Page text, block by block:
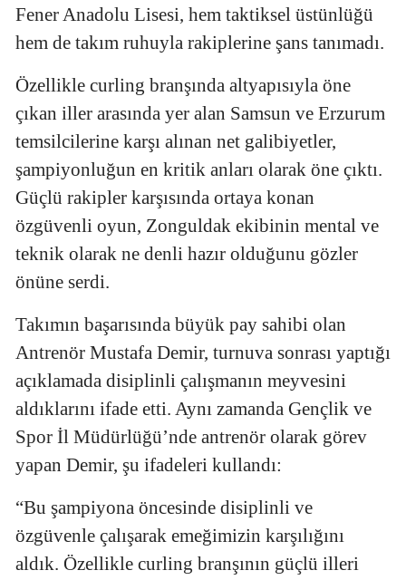
Fener Anadolu Lisesi, hem taktiksel üstünlüğü
hem de takım ruhuyla rakiplerine şans tanımadı.
Özellikle curling branşında altyapısıyla öne
çıkan iller arasında yer alan Samsun ve Erzurum
temsilcilerine karşı alınan net galibiyetler,
şampiyonluğun en kritik anları olarak öne çıktı.
Güçlü rakipler karşısında ortaya konan
özgüvenli oyun, Zonguldak ekibinin mental ve
teknik olarak ne denli hazır olduğunu gözler
önüne serdi.
Takımın başarısında büyük pay sahibi olan
Antrenör Mustafa Demir, turnuva sonrası yaptığı
açıklamada disiplinli çalışmanın meyvesini
aldıklarını ifade etti. Aynı zamanda Gençlik ve
Spor İl Müdürlüğü’nde antrenör olarak görev
yapan Demir, şu ifadeleri kullandı:
“Bu şampiyona öncesinde disiplinli ve
özgüvenle çalışarak emeğimizin karşılığını
aldık. Özellikle curling branşının güçlü illeri